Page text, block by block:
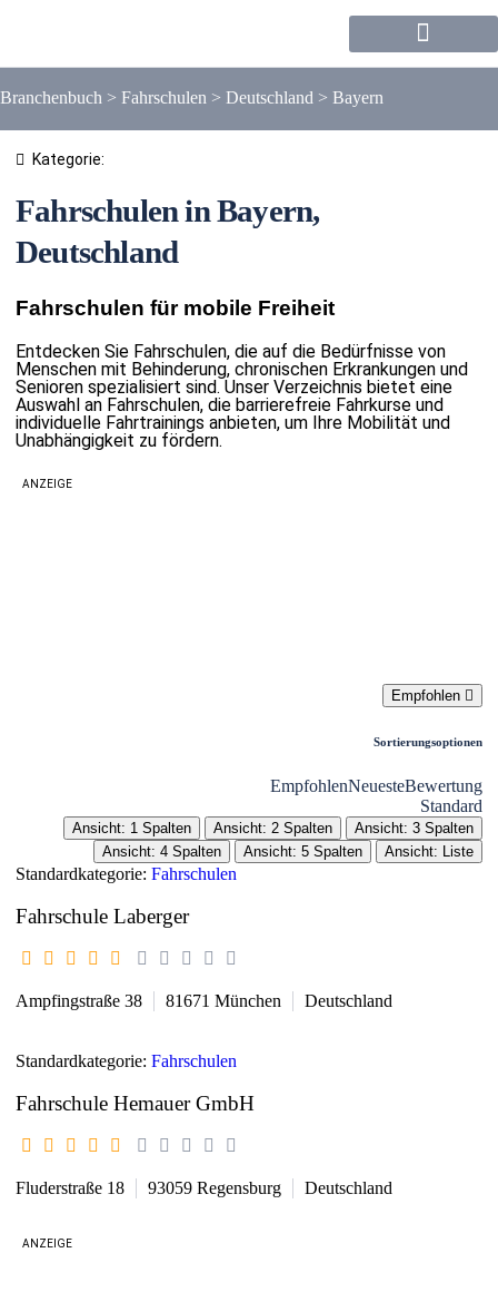
Branchenbuch > Fahrschulen > Deutschland > Bayern
Kategorie:
Fahrschulen in Bayern,
Deutschland
Fahrschulen für mobile Freiheit
Entdecken Sie Fahrschulen, die auf die Bedürfnisse von
Menschen mit Behinderung, chronischen Erkrankungen und
Senioren spezialisiert sind. Unser Verzeichnis bietet eine
Auswahl an Fahrschulen, die barrierefreie Fahrkurse und
individuelle Fahrtrainings anbieten, um Ihre Mobilität und
Unabhängigkeit zu fördern.
ANZEIGE
Empfohlen
Sortierungsoptionen
EmpfohlenNeuesteBewertung
Standard
Ansicht: 1 Spalten Ansicht: 2 Spalten
Ansicht: 3 Spalten
Ansicht: 4 Spalten
Ansicht: 5 Spalten Ansicht: Liste
Standardkategorie: Fahrschulen
Fahrschule Laberger
Ampfingstraße 38 81671 München Deutschland
Standardkategorie: Fahrschulen
Fahrschule Hemauer GmbH
Fluderstraße 18 93059 Regensburg Deutschland
ANZEIGE